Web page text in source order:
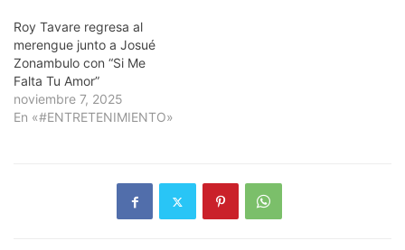
Roy Tavare regresa al
merengue junto a Josué
Zonambulo con “Si Me
Falta Tu Amor”
noviembre 7, 2025
En «#ENTRETENIMIENTO»